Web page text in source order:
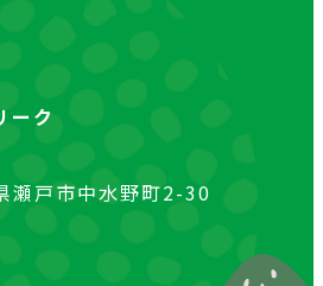
ーク
瀬戸市中水野町2-30